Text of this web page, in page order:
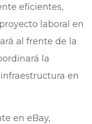
eficientes,
laboral en
al frente de la
la
en
en eBay,